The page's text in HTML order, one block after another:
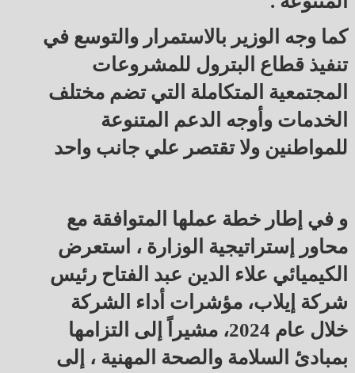
كما وجه الوزير بالاستمرار والتوسع في
تنفيذ قطاع البترول للمشروعات
المجتمعية المتكاملة التي تضم مختلف
الخدمات وأوجه الدعم المتنوعة
للمواطنين ولا تقتصر علي جانب واحد
و في إطار خطة عملها المتوافقة مع
محاور إستراتيجية الوزارة ، استعرض
الكيميائي علاء الدين عبد الفتاح رئيس
شركة إيلاب، مؤشرات أداء الشركة
خلال عام 2024، مشيراً إلى التزامها
بمبادئ السلامة والصحة المهنية ، إلى